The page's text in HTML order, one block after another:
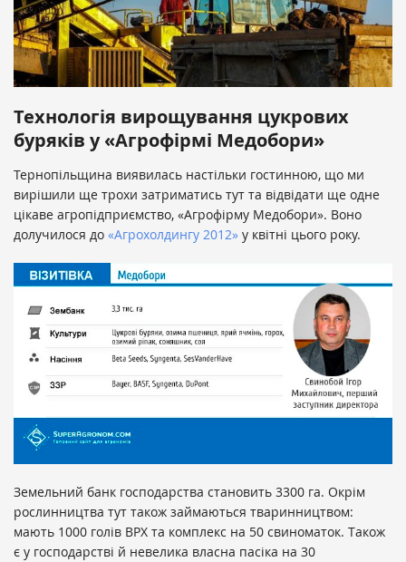
Технологія вирощування цукрових
буряків у «Агрофірмі Медобори»
Тернопільщина виявилась настільки гостинною, що ми
вирішили ще трохи затриматись тут та відвідати ще одне
цікаве агропідприємство, «Агрофірму Медобори». Воно
долучилося до «Агрохолдингу 2012» у квітні цього року.
Земельний банк господарства становить 3300 га. Окрім
рослинництва тут також займаються тваринництвом:
мають 1000 голів ВРХ та комплекс на 50 свиноматок. Також
є у господарстві й невелика власна пасіка на 30